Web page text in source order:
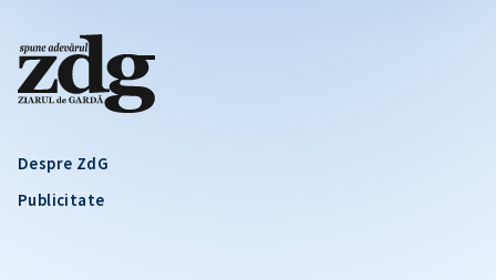
Despre ZdG
Publicitate